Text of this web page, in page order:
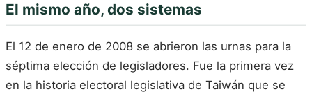
El mismo año, dos sistemas
El 12 de enero de 2008 se abrieron las urnas para la
séptima elección de legisladores. Fue la primera vez
en la historia electoral legislativa de Taiwán que se